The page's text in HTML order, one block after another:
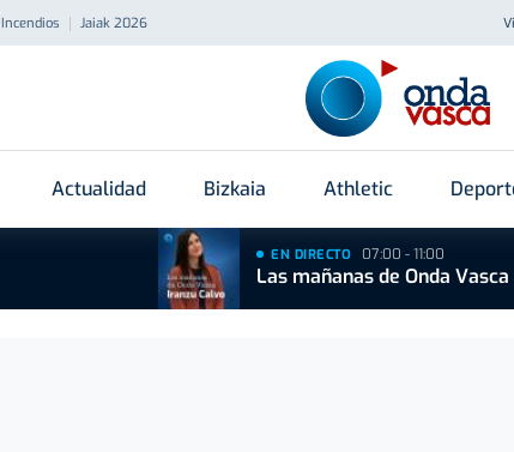
Incendios Jaiak 2026
Actualidad Bizkaia Athletic
EN DIRECTO 07:00 - 11:00
Las mañanas de Onda Vasca